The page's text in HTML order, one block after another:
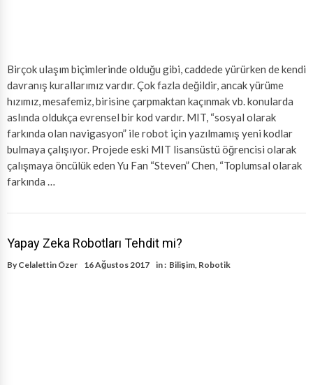
Birçok ulaşım biçimlerinde olduğu gibi, caddede yürürken de kendi
davranış kurallarımız vardır. Çok fazla değildir, ancak yürüme
hızımız, mesafemiz, birisine çarpmaktan kaçınmak vb. konularda
aslında oldukça evrensel bir kod vardır. MIT, “sosyal olarak
farkında olan navigasyon” ile robot için yazılmamış yeni kodlar
bulmaya çalışıyor. Projede eski MIT lisansüstü öğrencisi olarak
çalışmaya öncülük eden Yu Fan “Steven” Chen, “Toplumsal olarak
farkında …
Yapay Zeka Robotları Tehdit mi?
By Celalettin Özer 16 Ağustos 2017 in : Bilişim, Robotik